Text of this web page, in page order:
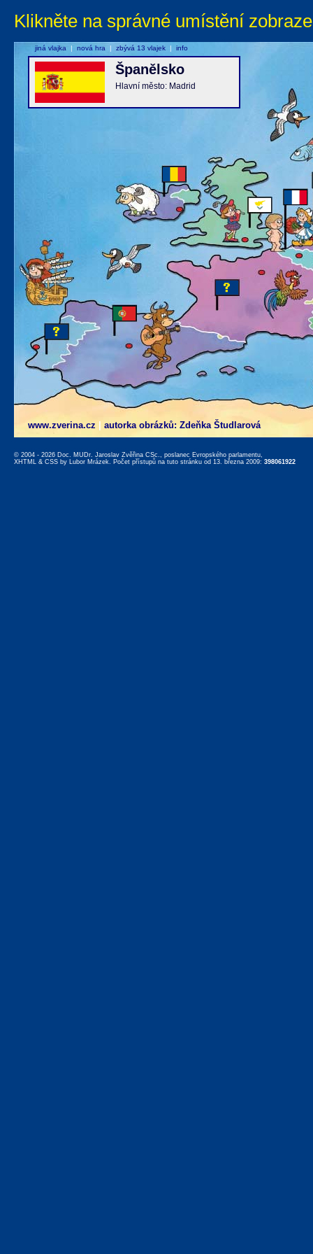
Klikněte na správné umístění
www.zverina.cz autorka obrázků: Zdeňka Študlarová
Španělsko
Hlavní město: Madrid
jiná vlajka | nová hra | zbývá 13 vlajek | info
© 2004 - 2026 Doc. MUDr. Jaroslav Zvěřina CSc., poslanec Evropského parlamentu,
XHTML & CSS by Lubor Mrázek. Počet přístupů na tuto stránku od 13. března 2009: 398061922